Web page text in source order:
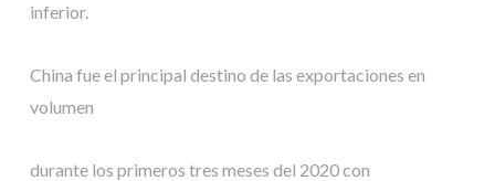
inferior.
China fue el principal destino de las exportaciones en
volumen
durante los primeros tres meses del 2020 con